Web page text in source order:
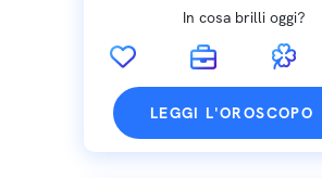
In cosa brilli oggi?
LEGGI L'OROSCOPO